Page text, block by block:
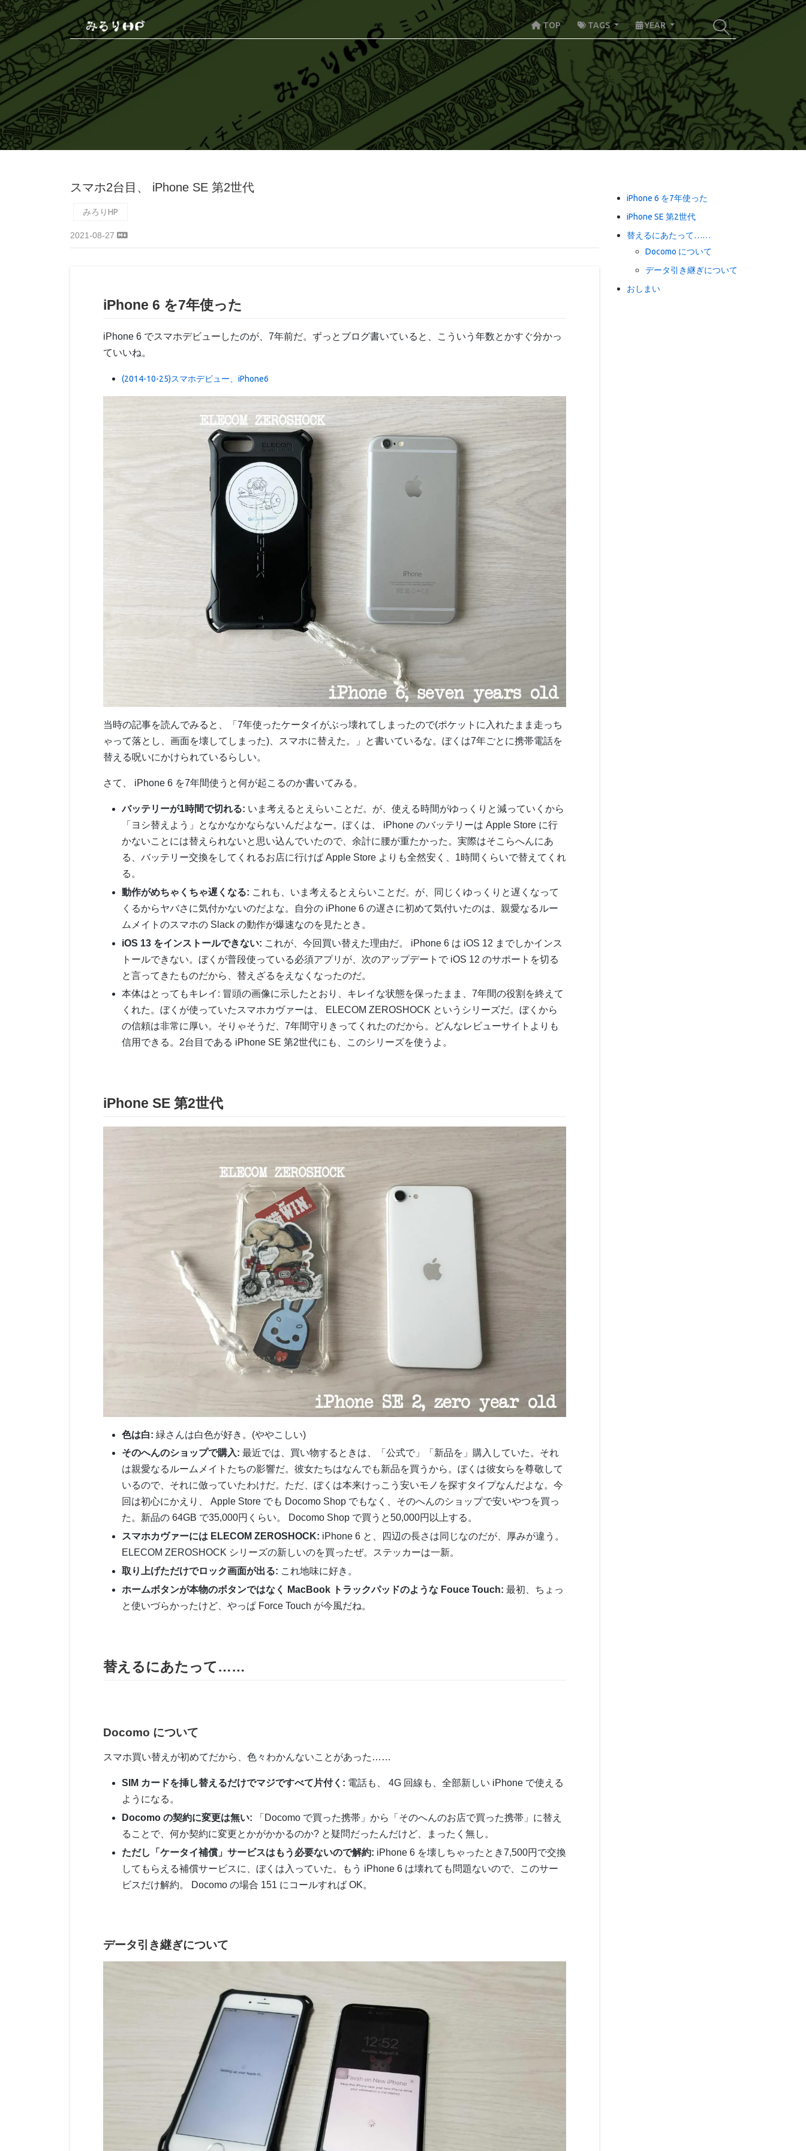
TOP TAGS YEAR
スマホ2台目、 iPhone SE 第2世代
みろりHP
2021-08-27
iPhone 6 を7年使った
iPhone 6 でスマホデビューしたのが、7年前だ。ずっとブログ書いていると、こういう年数とかすぐ分かっ
ていいね。
(2014-10-25)スマホデビュー、iPhone6
当時の記事を読んでみると、「7年使ったケータイがぶっ壊れてしまったので(ポケットに入れたまま走っち
ゃって落とし、画面を壊してしまった)、スマホに替えた。」と書いているな。ぼくは7年ごとに携帯電話を
替える呪いにかけられているらしい。
さて、 iPhone 6 を7年間使うと何が起こるのか書いてみる。
バッテリーが1時間で切れる: いま考えるとえらいことだ。が、使える時間がゆっくりと減っていくから
「ヨシ替えよう」となかなかならないんだよなー。ぼくは、 iPhone のバッテリーは Apple Store に行
かないことには替えられないと思い込んでいたので、余計に腰が重たかった。実際はそこらへんにあ
る、バッテリー交換をしてくれるお店に行けば Apple Store よりも全然安く、1時間くらいで替えてくれ
る。
動作がめちゃくちゃ遅くなる: これも、いま考えるとえらいことだ。が、同じくゆっくりと遅くなって
くるからヤバさに気付かないのだよな。自分の iPhone 6 の遅さに初めて気付いたのは、親愛なるルー
ムメイトのスマホの Slack の動作が爆速なのを見たとき。
iOS 13 をインストールできない: これが、今回買い替えた理由だ。 iPhone 6 は iOS 12 までしかインス
トールできない。ぼくが普段使っている必須アプリが、次のアップデートで iOS 12 のサポートを切る
と言ってきたものだから、替えざるをえなくなったのだ。
本体はとってもキレイ: 冒頭の画像に示したとおり、キレイな状態を保ったまま、7年間の役割を終えて
くれた。ぼくが使っていたスマホカヴァーは、 ELECOM ZEROSHOCK というシリーズだ。ぼくから
の信頼は非常に厚い。そりゃそうだ、7年間守りきってくれたのだから。どんなレビューサイトよりも
信用できる。2台目である iPhone SE 第2世代にも、このシリーズを使うよ。
iPhone SE 第2世代
色は白: 緑さんは白色が好き。(ややこしい)
そのへんのショップで購入: 最近では、買い物するときは、「公式で」「新品を」購入していた。それ
は親愛なるルームメイトたちの影響だ。彼女たちはなんでも新品を買うから。ぼくは彼女らを尊敬して
いるので、それに倣っていたわけだ。ただ、ぼくは本来けっこう安いモノを探すタイプなんだよな。今
回は初心にかえり、 Apple Store でも Docomo Shop でもなく、そのへんのショップで安いやつを買っ
た。新品の 64GB で35,000円くらい。 Docomo Shop で買うと50,000円以上する。
スマホカヴァーには ELECOM ZEROSHOCK: iPhone 6 と、四辺の長さは同じなのだが、厚みが違う。
ELECOM ZEROSHOCK シリーズの新しいのを買ったぜ。ステッカーは一新。
取り上げただけでロック画面が出る: これ地味に好き。
ホームボタンが本物のボタンではなく MacBook トラックパッドのような Fouce Touch: 最初、ちょっ
と使いづらかったけど、やっぱ Force Touch が今風だね。
替えるにあたって……
Docomo について
スマホ買い替えが初めてだから、色々わかんないことがあった……
SIM カードを挿し替えるだけでマジですべて片付く: 電話も、 4G 回線も、全部新しい iPhone で使える
ようになる。
Docomo の契約に変更は無い: 「Docomo で買った携帯」から「そのへんのお店で買った携帯」に替え
ることで、何か契約に変更とかがかかるのか? と疑問だったんだけど、まったく無し。
ただし「ケータイ補償」サービスはもう必要ないので解約: iPhone 6 を壊しちゃったとき7,500円で交換
してもらえる補償サービスに、ぼくは入っていた。もう iPhone 6 は壊れても問題ないので、このサー
ビスだけ解約。 Docomo の場合 151 にコールすれば OK。
データ引き継ぎについて
iPhone 6 を7年使った
iPhone SE 第2世代
替えるにあたって……
Docomo について
データ引き継ぎについて
おしまい